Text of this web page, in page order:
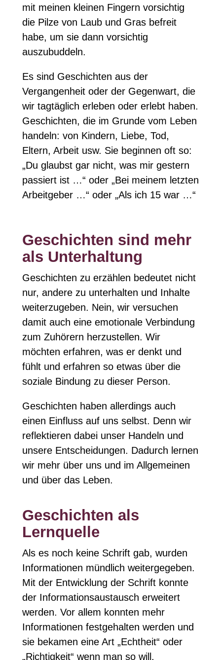
mit meinen kleinen Fingern vorsichtig
die Pilze von Laub und Gras befreit
habe, um sie dann vorsichtig
auszubuddeln.
Es sind Geschichten aus der
Vergangenheit oder der Gegenwart, die
wir tagtäglich erleben oder erlebt haben.
Geschichten, die im Grunde vom Leben
handeln: von Kindern, Liebe, Tod,
Eltern, Arbeit usw. Sie beginnen oft so:
„Du glaubst gar nicht, was mir gestern
passiert ist …“ oder „Bei meinem letzten
Arbeitgeber …“ oder „Als ich 15 war …“
Geschichten sind mehr
als Unterhaltung
Geschichten zu erzählen bedeutet nicht
nur, andere zu unterhalten und Inhalte
weiterzugeben. Nein, wir versuchen
damit auch eine emotionale Verbindung
zum Zuhörern herzustellen. Wir
möchten erfahren, was er denkt und
fühlt und erfahren so etwas über die
soziale Bindung zu dieser Person.
Geschichten haben allerdings auch
einen Einfluss auf uns selbst. Denn wir
reflektieren dabei unser Handeln und
unsere Entscheidungen. Dadurch lernen
wir mehr über uns und im Allgemeinen
und über das Leben.
Geschichten als
Lernquelle
Als es noch keine Schrift gab, wurden
Informationen mündlich weitergegeben.
Mit der Entwicklung der Schrift konnte
der Informationsaustausch erweitert
werden. Vor allem konnten mehr
Informationen festgehalten werden und
sie bekamen eine Art „Echtheit“ oder
„Richtigkeit“ wenn man so will.